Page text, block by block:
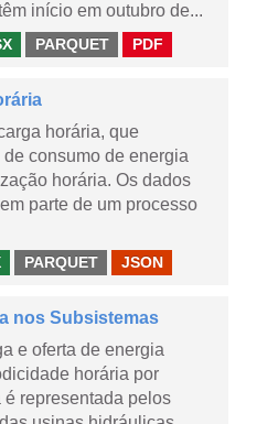
início em outubro de...
PARQUET PDF
horária, que
consumo de energia
horária. Os dados
parte de um processo
PARQUET JSON
nos Subsistemas
e oferta de energia
horária por
é representada pelos